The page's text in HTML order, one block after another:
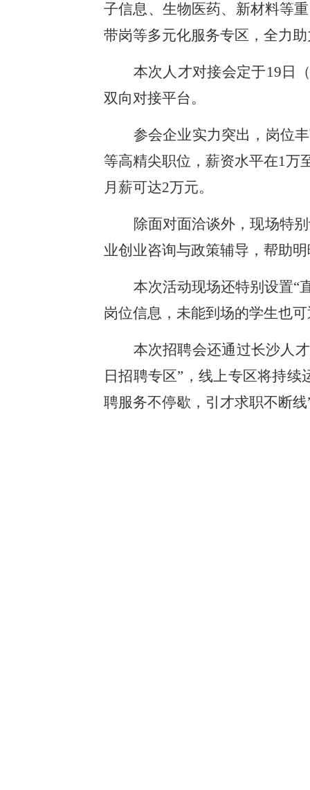
子信息、生物医药、新材料等
带岗等多元化服务专区，全力
本次人才对接会定于19日
双向对接平台。
参会企业实力突出，岗位
等高精尖职位，薪资水平在1万
月薪可达2万元。
除面对面洽谈外，现场特
业创业咨询与政策辅导，帮助
本次活动现场还特别设置“
岗位信息，未能到场的学生也
本次招聘会还通过长沙人
日招聘专区”，线上专区将持
聘服务不停歇，引才求职不断